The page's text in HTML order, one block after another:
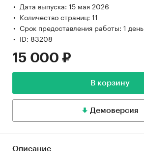
Дата выпуска: 15 мая 2026
Количество страниц: 11
Срок предоставления работы: 1 день
ID: 83208
15 000 ₽
В корзину
Демоверсия
Описание